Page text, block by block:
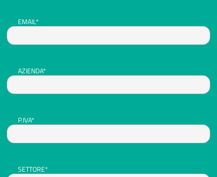
EMAIL*
AZIENDA*
P.IVA*
SETTORE*